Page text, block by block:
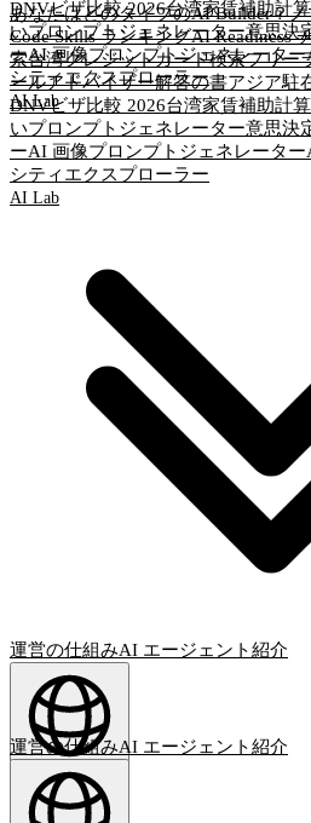
DNVビザ比較 2026台湾家賃補助計
いプロンプトジェネレーター意思決
ーAI 画像プロンプトジェネレーター
シティエクスプローラー
AI Lab
運営の仕組みAI エージェント紹介
日本語(JA)
あなたはどのタイプのAI Builder？ノ
Code Skills ランキングAI Readiness
索台湾クレジットカード検索フリー
ールアドバイザー解答の書アジア駐
DNVビザ比較 2026台湾家賃補助計
いプロンプトジェネレーター意思決
ーAI 画像プロンプトジェネレーター
シティエクスプローラー
AI Lab
運営の仕組みAI エージェント紹介